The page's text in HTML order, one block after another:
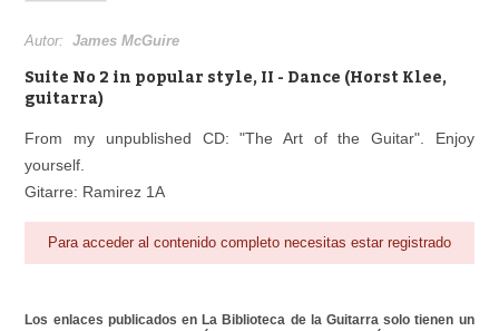
Biblioteca
Área personal
Autor:James McGuire
Suite No 2 in popular style, II - Dance (Horst Klee,
guitarra)
From my unpublished CD: "The Art of the Guitar". Enjoy
yourself.
Gitarre: Ramirez 1A
Para acceder al contenido completo necesitas estar registrado
Los enlaces publicados en La Biblioteca de la Guitarra solo tienen un